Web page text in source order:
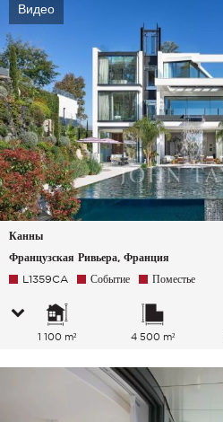
Видео
Канны
Французская Ривьера, Франция
L1359CA Событие Поместье
1 100 m² 4 500 m²